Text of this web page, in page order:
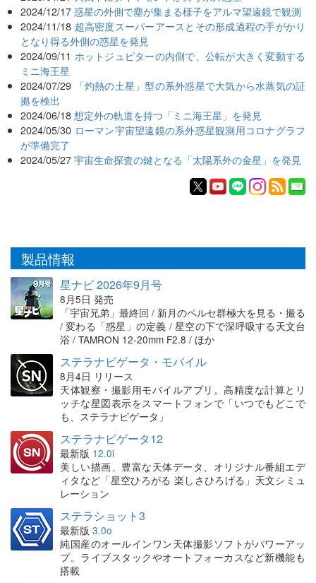
2024/12/17 惑星の外側で塵が集まる様子をアルマ望遠鏡で観測
2024/11/18 超高密度スーパーアースとその形成過程の手がかり
となり得る外側の惑星を発見
2024/09/11 ホットジュピターの内側で、公転が大きく変動する
ミニ海王星
2024/07/29
「灼熱の土星」型の系外惑星で大気から水蒸気の証
拠を検出
2024/06/18 想定外の軌道を持つ「ミニ海王星」を発見
2024/05/30 ローマン宇宙望遠鏡の系外惑星観測用コロナグラフ
が準備完了
2024/05/27 宇宙生命探査の鍵となる「太陽系外の金星」を発見
製品情報
星ナビ 2026年9月号
8月5日 発売
「宇宙兄弟」最終回 / 新月のペルセ群極大を見る・撮る
/ 変わる「惑星」の定義 / 星空の下で深呼吸する天文台
浴 / TAMRON 12-20mm F2.8 / ほか
ステラナビゲータ・モバイル
8月4日 リリース
天体観察・撮影用モバイルアプリ。高精度な計算とリ
ッチな星図表示をスマートフォンで「いつでもどこで
も、ステラナビゲータ」
ステラナビゲータ12
最新版 12.0i
美しい描画、豊富な天体データ、オリジナル番組エデ
ィタなど「星空ひろがる 楽しさひろげる」天文シミュ
レーション
ステラショット3
最新版 3.0o
純国産のオールインワン天体撮影ソフトがパワーアッ
プ。ライブスタックやオートフォーカスなど新機能も
搭載